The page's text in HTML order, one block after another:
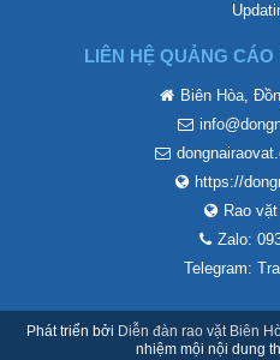
LIÊN HỆ QUẢNG
Biên Hòa,
https://
Rao
Zalo:
Telegram:
Phát triển bởi Diễn đàn rao vặt Biên
nhiệm mội nội dung